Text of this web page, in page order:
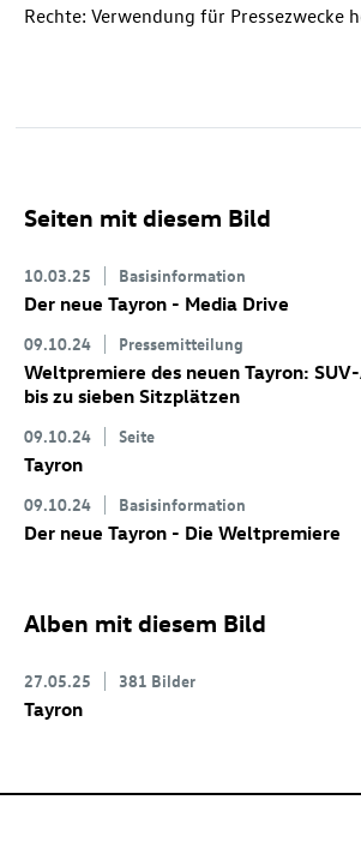
Rechte: Verwendung für Pressezwecke
Seiten mit diesem Bild
10.03.25 Basisinformation
Der neue Tayron - Media Drive
09.10.24 Pressemitteilung
Weltpremiere des neuen Tayron:
bis zu sieben Sitzplätzen
09.10.24 Seite
Tayron
09.10.24 Basisinformation
Der neue Tayron - Die Weltpremiere
Alben mit diesem Bild
27.05.25 381 Bilder
Tayron